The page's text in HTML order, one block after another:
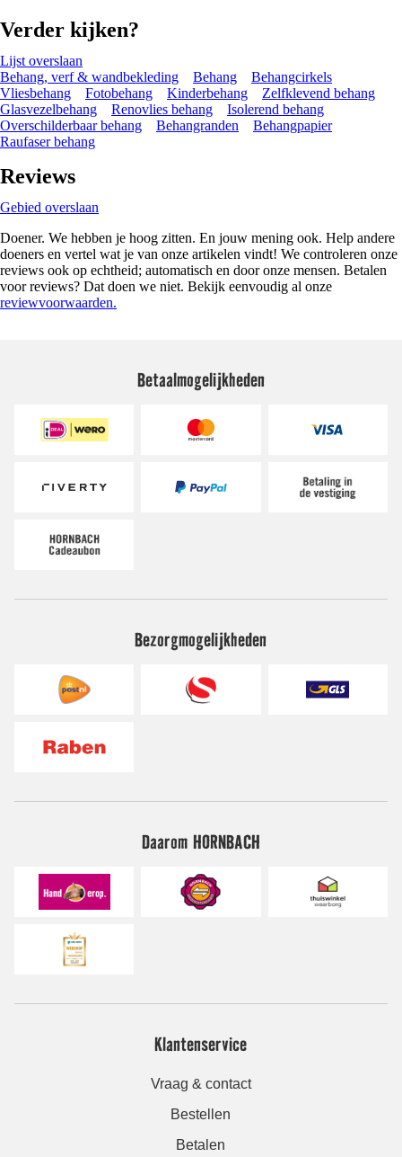
Verder kijken?
Lijst overslaan
Behang, verf & wandbekleding
Behang
Behangcirkels
Vliesbehang
Fotobehang Kinderbehang
Zelfklevend behang
Glasvezelbehang
Renovlies behang
Isolerend behang
Overschilderbaar behang
Behangranden
Behangpapier
Raufaser behang
Reviews
Gebied overslaan
Doener. We hebben je hoog zitten. En jouw mening ook. Help andere
doeners en vertel wat je van onze artikelen vindt! We controleren onze
reviews ook op echtheid; automatisch en door onze mensen. Betalen
voor reviews? Dat doen we niet. Bekijk eenvoudig al onze
reviewvoorwaarden.
Betaalmogelijkheden
Bezorgmogelijkheden
Daarom HORNBACH
Klantenservice
Vraag & contact
Bestellen
Betalen